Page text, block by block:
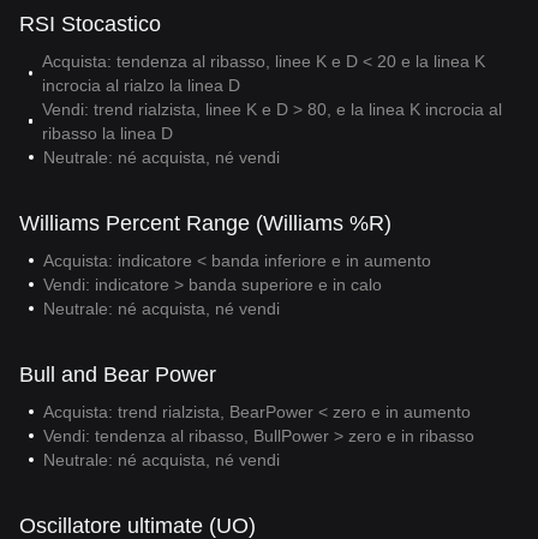
RSI Stocastico
Acquista: tendenza al ribasso, linee K e D < 20 e la linea K
incrocia al rialzo la linea D
Vendi: trend rialzista, linee K e D > 80, e la linea K incrocia al
ribasso la linea D
Neutrale: né acquista, né vendi
Williams Percent Range (Williams %R)
Acquista: indicatore < banda inferiore e in aumento
Vendi: indicatore > banda superiore e in calo
Neutrale: né acquista, né vendi
Bull and Bear Power
Acquista: trend rialzista, BearPower < zero e in aumento
Vendi: tendenza al ribasso, BullPower > zero e in ribasso
Neutrale: né acquista, né vendi
Oscillatore ultimate (UO)